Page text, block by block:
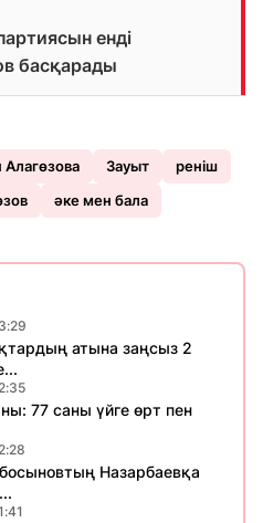
енді
басқарады
Алагөзова Зауыт
реніш
әке мен бала
атына заңсыз 2
77 саны үйге өрт пен
Назарбаевқа